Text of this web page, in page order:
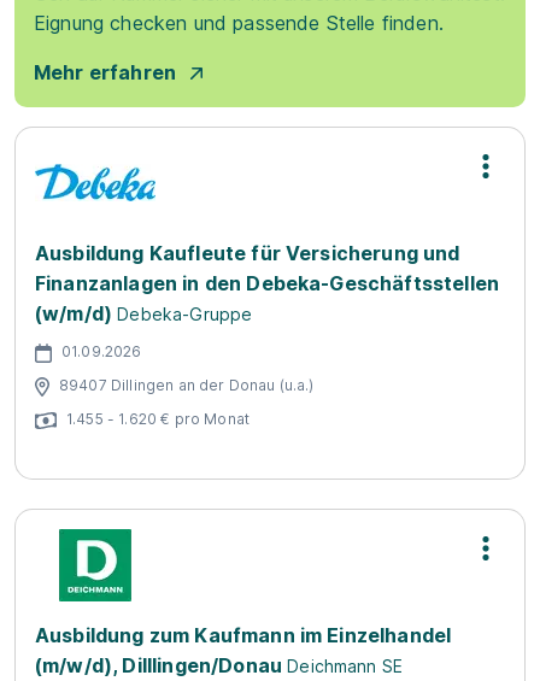
Eignung checken und passende Stelle finden.
Mehr erfahren
Ausbildung Kaufleute für Versicherung und
Finanzanlagen in den Debeka-Geschäftsstellen
(w/m/d)Debeka-Gruppe
01.09.2026
89407 Dillingen an der Donau (u.a.)
1.455 - 1.620 € pro Monat
Ausbildung zum Kaufmann im Einzelhandel
(m/w/d), Dilllingen/Donau Deichmann SE